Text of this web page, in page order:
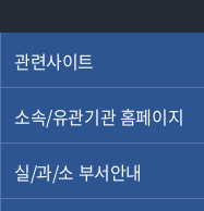
관련사이트
소속/유관기관 홈페이지
실/과/소 부서안내